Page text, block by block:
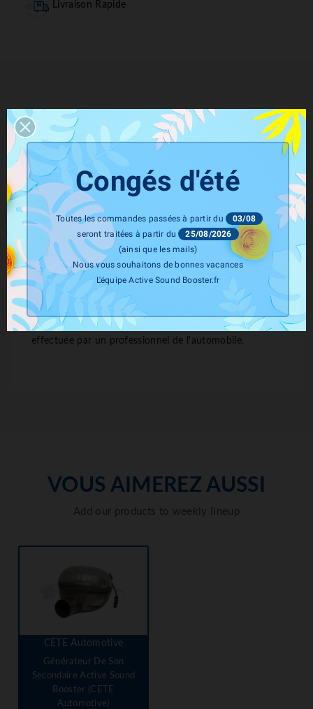
Livraison Rapide
Description
Détails Du Produit
Active-Sound-Booster.fr est le spécialiste français des
systèmes Active Sound Booster
qui ont pour objectif
de sublimer le son de votre véhicule Diesel, Essence et
Hybride.
L'installation de ce système Sound Booster doit être
effectuée par un professionnel de l'automobile.
VOUS AIMEREZ AUSSI
Add our products to weekly lineup
CETE Automotive
Générateur De Son
Secondaire Active Sound
Booster (CETE
Automotive)
Congés d'été
Toutes les commandes passées à partir du
03/08
seront traitées à partir du
25/08/2026
(ainsi que les mails)
Nous vous souhaitons de bonnes vacances
L'équipe Active Sound Booster.fr